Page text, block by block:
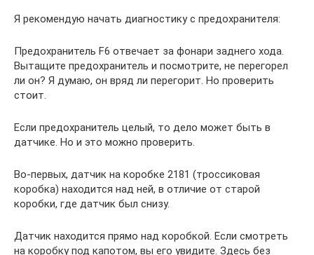
Я рекомендую начать диагностику с предохранителя:
Предохранитель F6 отвечает за фонари заднего хода.
Вытащите предохранитель и посмотрите, не перегорел
ли он? Я думаю, он вряд ли перегорит. Но проверить
стоит.
Если предохранитель целый, то дело может быть в
датчике. Но и это можно проверить.
Во-первых, датчик на коробке 2181 (троссиковая
коробка) находится над ней, в отличие от старой
коробки, где датчик был снизу.
Датчик находится прямо над коробкой. Если смотреть
на коробку под капотом, вы его увидите. Здесь без